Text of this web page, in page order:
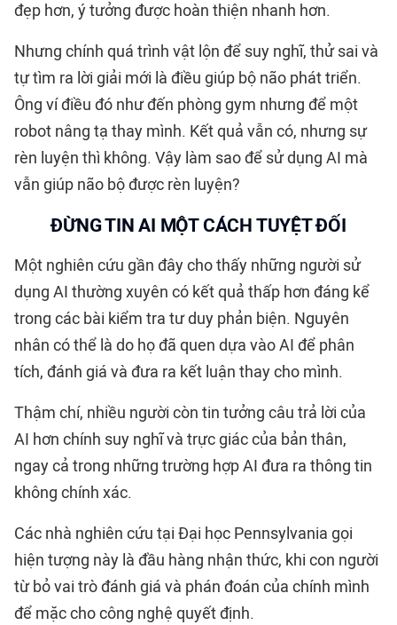
đẹp hơn, ý tưởng được hoàn thiện nhanh hơn.
Nhưng chính quá trình vật lộn để suy nghĩ, thử sai và
tự tìm ra lời giải mới là điều giúp bộ não phát triển.
Ông ví điều đó như đến phòng gym nhưng để một
robot nâng tạ thay mình. Kết quả vẫn có, nhưng sự
rèn luyện thì không. Vậy làm sao để sử dụng AI mà
vẫn giúp não bộ được rèn luyện?
ĐỪNG TIN AI MỘT CÁCH TUYỆT ĐỐI
Một nghiên cứu gần đây cho thấy những người sử
dụng AI thường xuyên có kết quả thấp hơn đáng kể
trong các bài kiểm tra tư duy phản biện. Nguyên
nhân có thể là do họ đã quen dựa vào AI để phân
tích, đánh giá và đưa ra kết luận thay cho mình.
Thậm chí, nhiều người còn tin tưởng câu trả lời của
AI hơn chính suy nghĩ và trực giác của bản thân,
ngay cả trong những trường hợp AI đưa ra thông tin
không chính xác.
Các nhà nghiên cứu tại Đại học Pennsylvania gọi
hiện tượng này là đầu hàng nhận thức, khi con người
từ bỏ vai trò đánh giá và phán đoán của chính mình
để mặc cho công nghệ quyết định.